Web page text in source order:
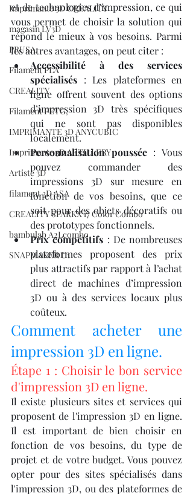
Imprimante 3D CREALITY
magasin LV3D
PRUSA,
Filament PLA
CREALITY
Filament PETG,
IMPRIMANTE 3D ANYCUBIC
Imprimante 3D ARTILLERY
Artiste 3D
filament 3D ASA
CREALITY SPARKX i7 Color Combo
bambulab A2Lcombo
SNAPMAKER U1
et de technologies d’impression, ce qui
vous permet de choisir la solution qui
répond le mieux à vos besoins. Parmi
les autres avantages, on peut citer :
Accessibilité à des services
spécialisés : Les plateformes en
ligne offrent souvent des options
d’impression 3D très spécifiques
qui ne sont pas disponibles
localement.
Personnalisation poussée : Vous
pouvez commander des
impressions 3D sur mesure en
fonction de vos besoins, que ce
soit pour des objets décoratifs ou
des prototypes fonctionnels.
Prix compétitifs : De nombreuses
plateformes proposent des prix
plus attractifs par rapport à l’achat
direct de machines d’impression
3D ou à des services locaux plus
coûteux.
Comment acheter une
impression 3D en ligne.
Étape 1 : Choisir le bon service
d'impression 3D en ligne.
Il existe plusieurs sites et services qui
proposent de l'impression 3D en ligne.
Il est important de bien choisir en
fonction de vos besoins, du type de
projet et de votre budget. Vous pouvez
opter pour des sites spécialisés dans
l'impression 3D, ou des plateformes de